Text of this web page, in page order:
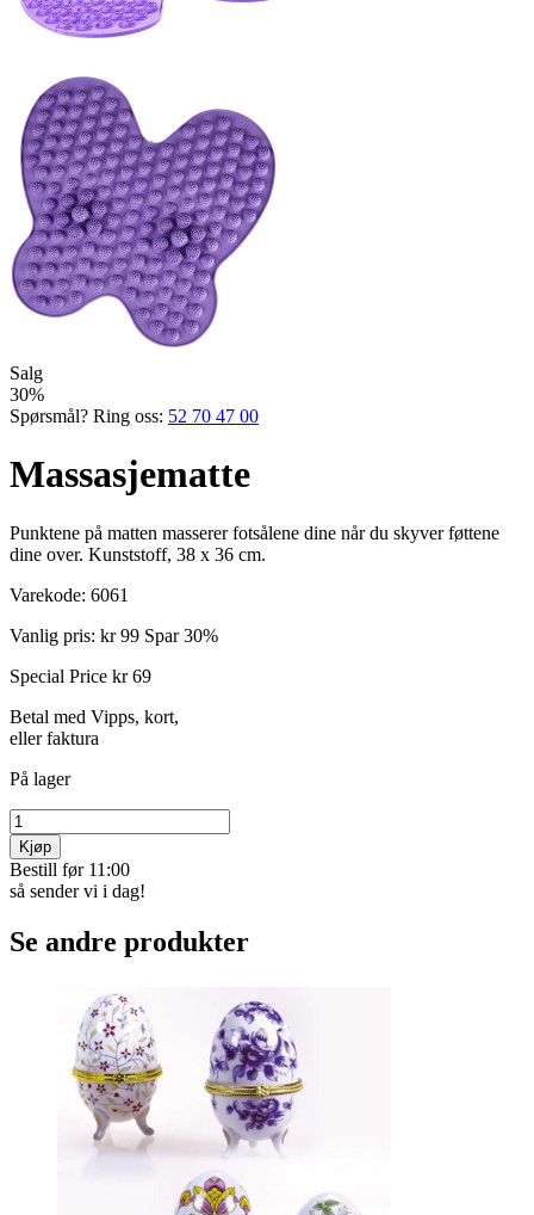
Salg
30%
Spørsmål? Ring oss: 52 70 47 00
Massasjematte
Punktene på matten masserer fotsålene dine når du skyver føttene
dine over. Kunststoff, 38 x 36 cm.
Varekode: 6061
Vanlig pris: kr 99 Spar 30%
Special Price kr 69
Betal med Vipps, kort,
eller faktura
På lager
Kjøp
Bestill før 11:00
så sender vi i dag!
Se andre produkter